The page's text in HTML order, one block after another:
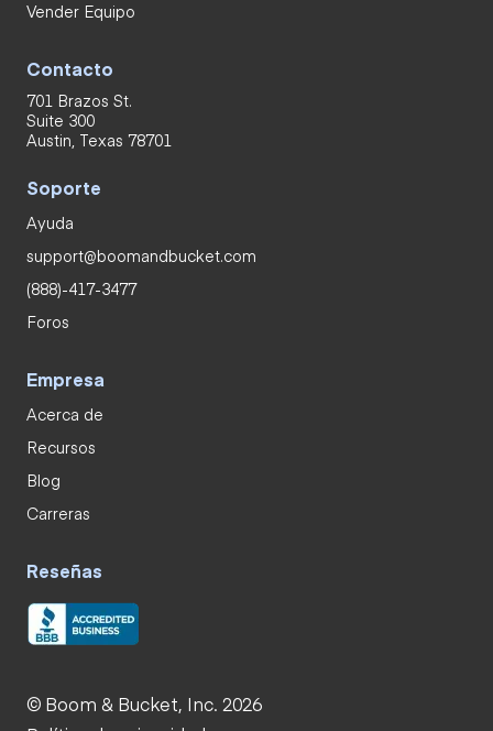
Vender Equipo
Contacto
701 Brazos St.
Suite 300
Austin, Texas 78701
Soporte
Ayuda
support@boomandbucket.com
(888)-417-3477
Foros
Empresa
Acerca de
Recursos
Blog
Carreras
Reseñas
© Boom & Bucket, Inc. 2026